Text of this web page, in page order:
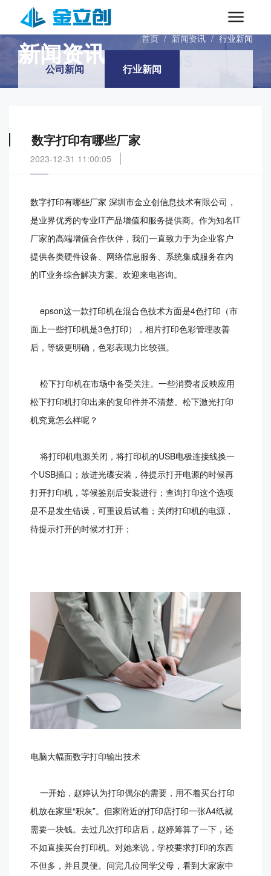
INFORMATIONS
新闻资讯 首页 / 新闻资讯 / 行业新闻
公司新闻 行业新闻
数字打印有哪些厂家
2023-12-31 11:00:05
数字打印有哪些厂家 深圳市金立创信息技术有限公司，
是业界优秀的专业IT产品增值和服务提供商。作为知名IT
厂家的高端增值合作伙伴，我们一直致力于为企业客户
提供各类硬件设备、网络信息服务、系统集成服务在内
的IT业务综合解决方案。欢迎来电咨询。
epson这一款打印机在混合色技术方面是4色打印（市
面上一些打印机是3色打印），相片打印色彩管理改善
后，等级更明确，色彩表现力比较强。
松下打印机在市场中备受关注。一些消费者反映应用
松下打印机打印出来的复印件并不清楚。松下激光打印
机究竟怎么样呢？
将打印机电源关闭，将打印机的USB电极连接线换一
个USB插口；放进光碟安装，待提示打开电源的时候再
打开打印机，等候鉴别后安装进行；查询打印这个选项
是不是发生错误，可重设后试着；关闭打印机的电源，
待提示打开的时候才打开；
电脑大幅面数字打印输出技术
一开始，赵婷认为打印偶尔的需要，用不着买台打印
机放在家里“积灰”。但家附近的打印店打印一张A4纸就
需要一块钱。去过几次打印店后，赵婷筹算了一下，还
不如直接买台打印机。对她来说，学校要求打印的东西
不但多，并且灵便。问完几位同学父母，看到大家家中